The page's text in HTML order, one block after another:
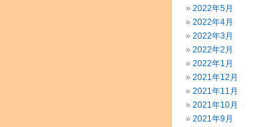
2022年5月
2022年4月
2022年3月
2022年2月
2022年1月
2021年12月
2021年11月
2021年10月
2021年9月